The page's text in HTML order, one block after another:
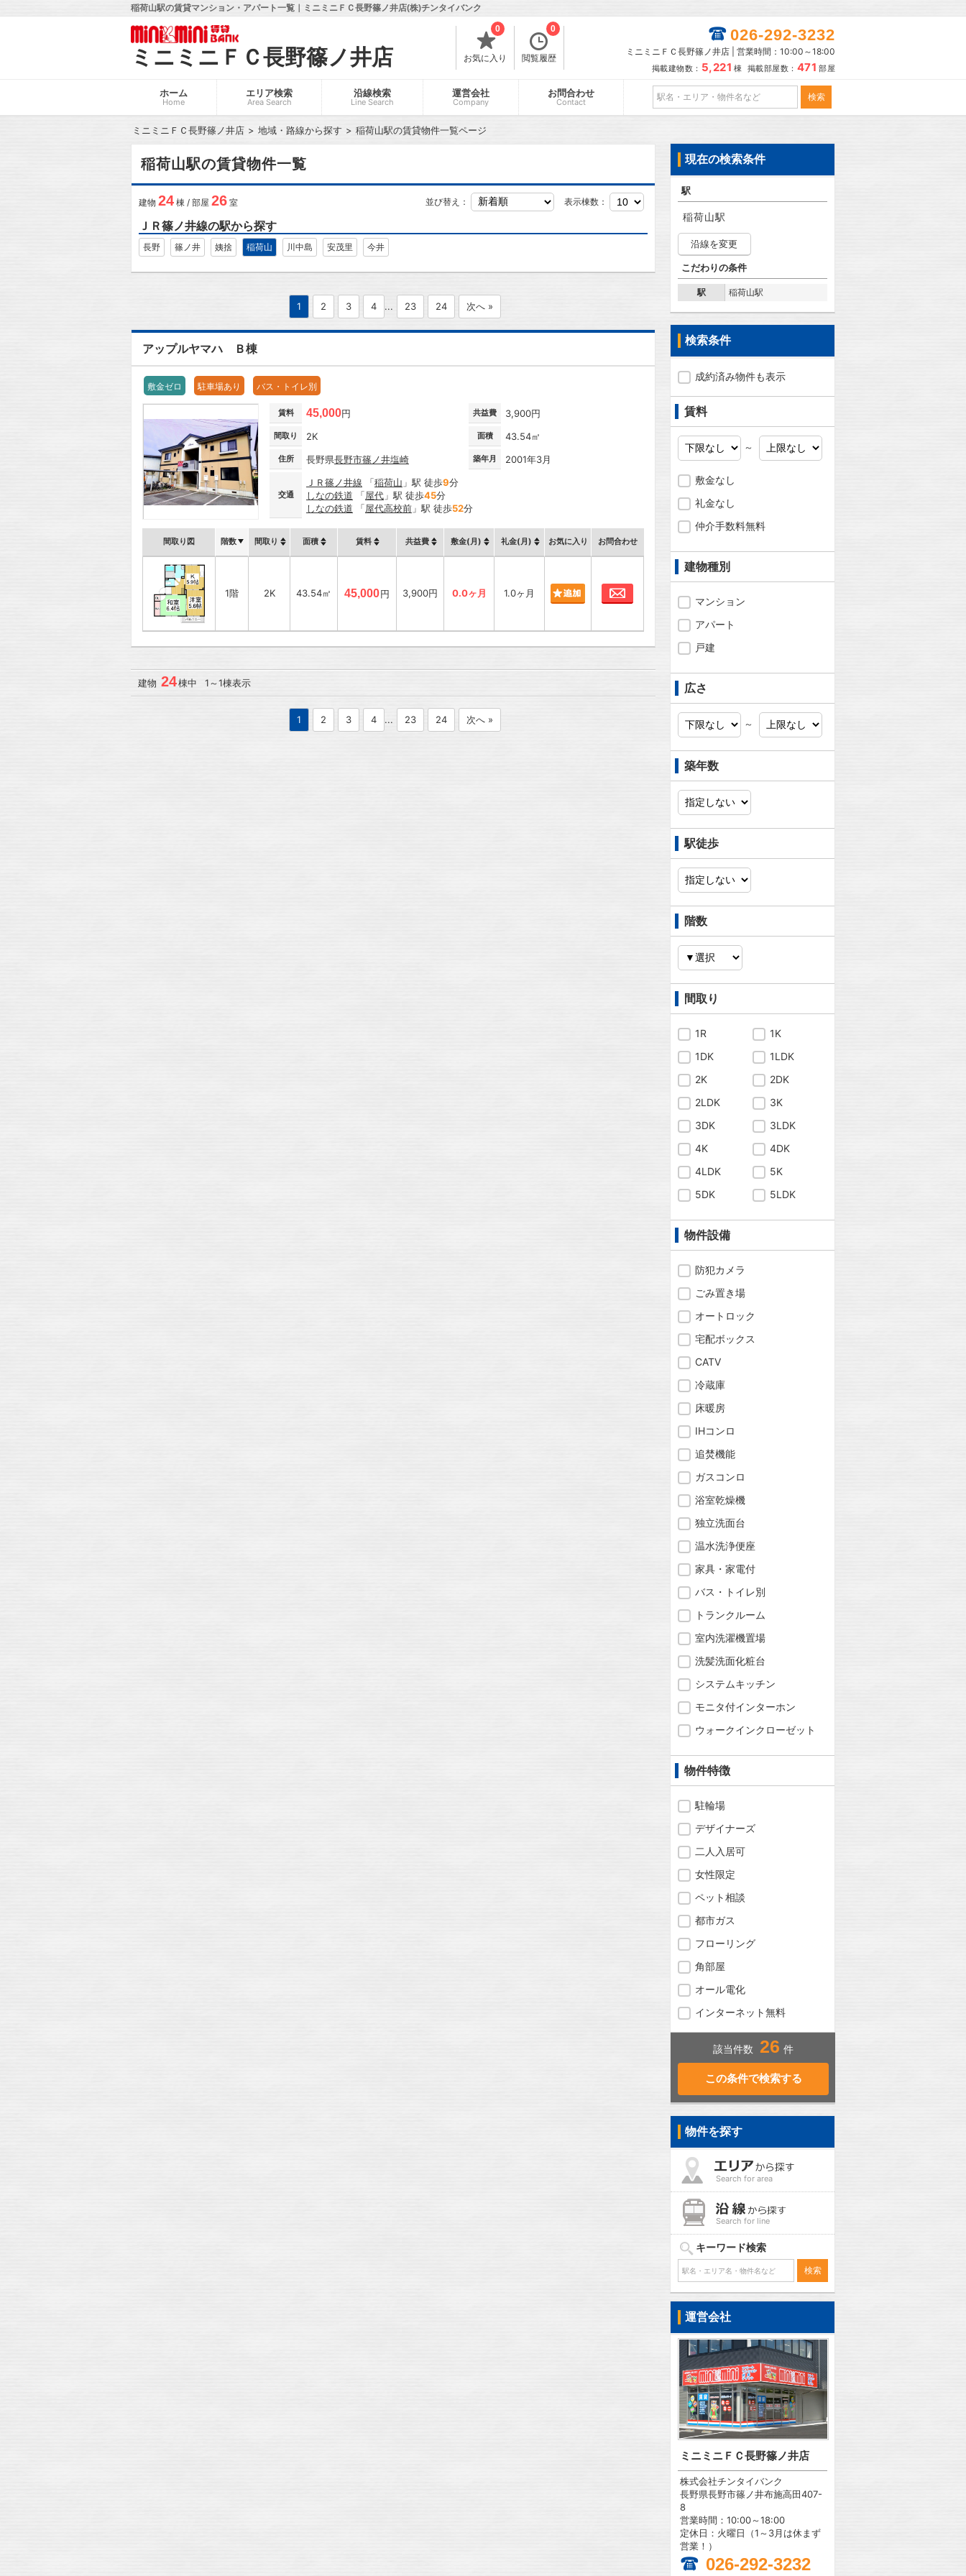
稲荷山駅の賃貸マンション・アパート一覧｜ミニミニＦＣ長野篠ノ井店(株)チンタイバンク
ミニミニＦＣ長野篠ノ井店 お気に入り
0
閲覧履歴
0 026-292-3232
ミニミニＦＣ長野篠ノ井店 | 営業時間：10:00～18:00
掲載建物数： 5,221 棟 掲載部屋数： 471 部屋
ホーム
Home
エリア検索
Area Search
沿線検索
Line Search
運営会社
Company
お問合わせ
Contact
ミニミニＦＣ長野篠ノ井店 地域・路線から探す 稲荷山駅の賃貸物件一覧ページ
稲荷山駅の賃貸物件一覧
建物 24 棟 / 部屋 26 室 並び替え：
ＪＲ篠ノ井線の駅から探す
長野 篠ノ井 姨捨 稲荷山 川中島 安茂里 今井
表示棟数：
1 2 3 4 ... 23 24 次へ »
アップルヤマハ Ｂ棟
敷金ゼロ 駐車場あり バス・トイレ別
賃料 45,000円 共益費 3,900円
間取り 2K 面積 43.54㎡
住所 長野県長野市篠ノ井塩崎 築年月 2001年3月
交通
ＪＲ篠ノ井線 「稲荷山 」駅 徒歩9分
しなの鉄道 「屋代 」駅 徒歩45分
しなの鉄道 「屋代高校前 」駅 徒歩52分
間取り図 階数 間取り 面積 賃料 共益費 敷金(月) 礼金(月) お気に入り お問合わせ
1階 2K 43.54㎡ 45,000円 3,900円 0.0ヶ月 1.0ヶ月
建物 24棟中 1～1棟表示
1 2 3 4 ... 23 24 次へ »
現在の検索条件
駅
稲荷山駅
沿線を変更
こだわりの条件
駅 稲荷山駅
検索条件
成約済み物件も表示
賃料
～
敷金なし
礼金なし
仲介手数料無料
建物種別
マンション
アパート
戸建
広さ
～
築年数
駅徒歩
階数
間取り
1R
1K
1DK
1LDK
2K
2DK
2LDK
3K
3DK
3LDK
4K
4DK
4LDK
5K
5DK
5LDK
物件設備
防犯カメラ
ごみ置き場
オートロック
宅配ボックス
CATV
冷蔵庫
床暖房
IHコンロ
追焚機能
ガスコンロ
浴室乾燥機
独立洗面台
温水洗浄便座
家具・家電付
バス・トイレ別
トランクルーム
室内洗濯機置場
洗髪洗面化粧台
システムキッチン
モニタ付インターホン
ウォークインクローゼット
物件特徴
駐輪場
デザイナーズ
二人入居可
女性限定
ペット相談
都市ガス
フローリング
角部屋
オール電化
インターネット無料
該当件数 26 件
物件を探す
Search for area
Search for line
キーワード検索
運営会社
ミニミニＦＣ長野篠ノ井店
株式会社チンタイバンク
長野県長野市篠ノ井布施高田407-
8
営業時間：10:00～18:00
定休日：火曜日（1～3月は休まず
営業！）
026-292-3232